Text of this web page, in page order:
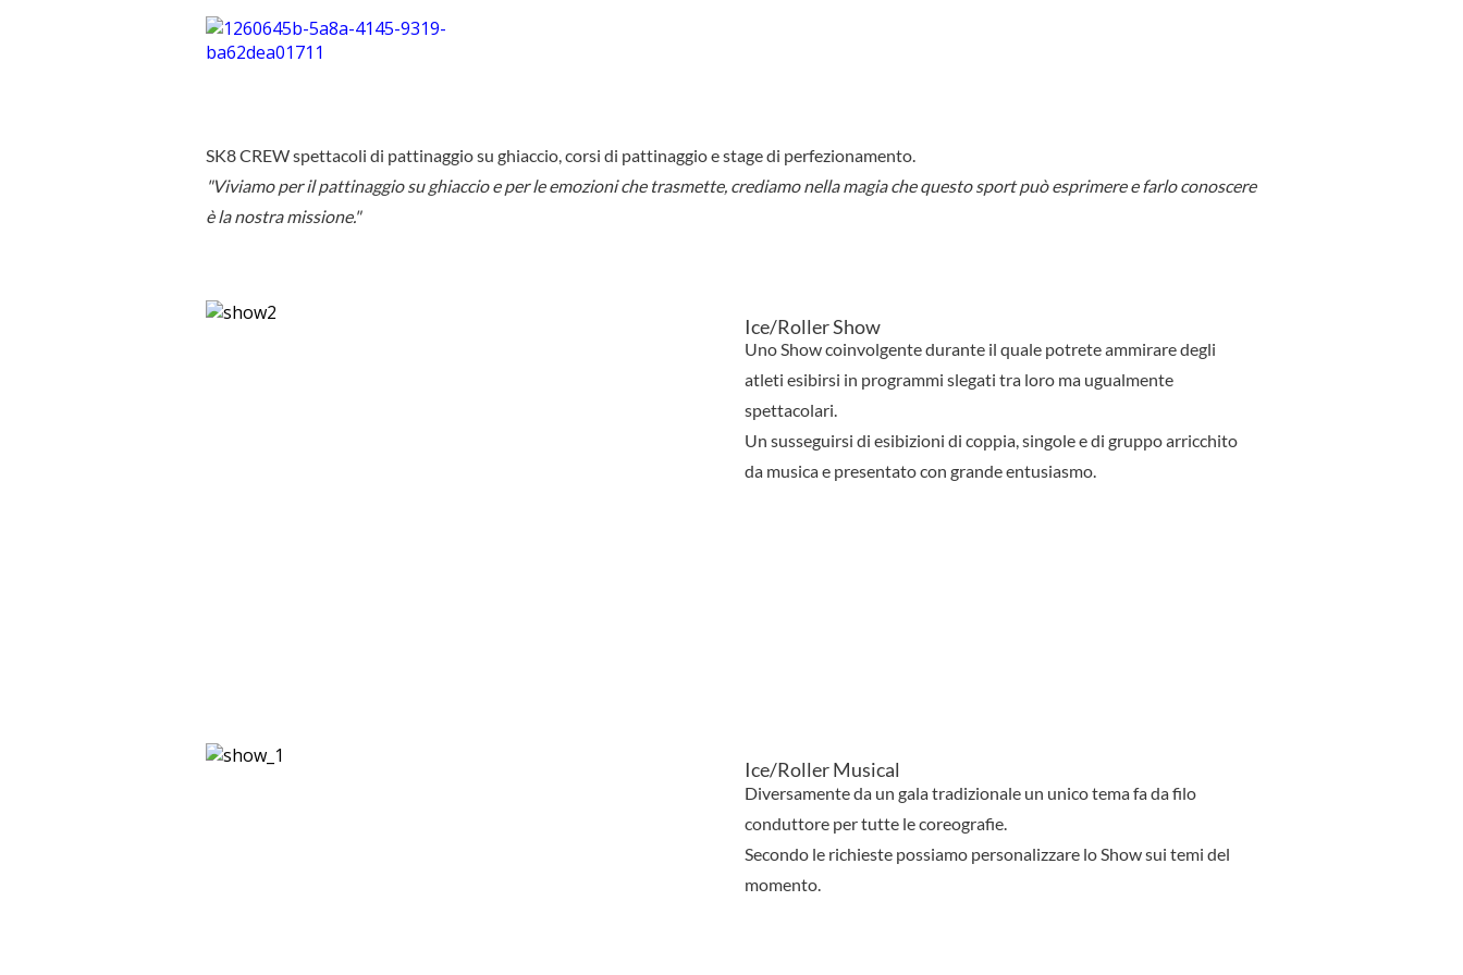
SK8 CREW spettacoli di pattinaggio su ghiaccio, corsi di pattinaggio e stage di perfezionamento.
"Viviamo per il pattinaggio su ghiaccio e per le emozioni che trasmette, crediamo nella magia che questo sport può esprimere e farlo conoscere
è la nostra missione."
Ice/Roller Show
Uno Show coinvolgente durante il quale potrete ammirare degli
atleti esibirsi in programmi slegati tra loro ma ugualmente
spettacolari.
Un susseguirsi di esibizioni di coppia, singole e di gruppo arricchito
da musica e presentato con grande entusiasmo.
Ice/Roller Musical
Diversamente da un gala tradizionale un unico tema fa da filo
conduttore per tutte le coreografie.
Secondo le richieste possiamo personalizzare lo Show sui temi del
momento.